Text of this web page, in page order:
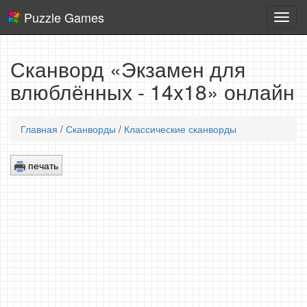
игры
Puzzle Games
Сканворд «Экзамен для
влюблённых - 14x18» онлайн
Главная / Сканворды / Классические сканворды
печать